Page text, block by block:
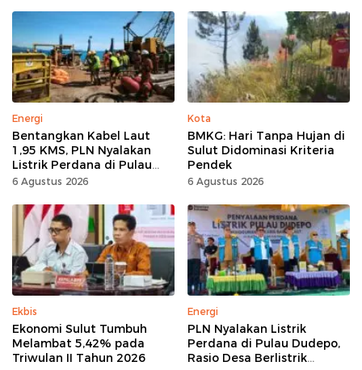
Energi
Bentangkan Kabel Laut
1,95 KMS, PLN Nyalakan
Listrik Perdana di Pulau
Dudepo, Desa Berlistrik di
6 Agustus 2026
Kota
BMKG: Hari Tanpa Hujan di
Sulut Didominasi Kriteria
Pendek
6 Agustus 2026
Ekbis
Ekonomi Sulut Tumbuh
Melambat 5,42% pada
Triwulan II Tahun 2026
Energi
PLN Nyalakan Listrik
Perdana di Pulau Dudepo,
Rasio Desa Berlistrik